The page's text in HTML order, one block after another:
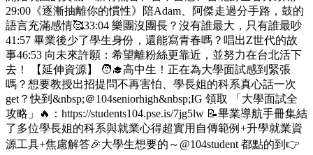
29:00《逐漸抽離你的慣性》陪Adam、阿傑走過分手路，鼓的
語言充滿感情🥰33:04 樂團沒團長？沒有誰最大，只有誰最吵
41:57 畢業後少了學生身份，還能寫青春嗎？唱出Z世代的故
事46:53 向未來許願：希望離粉絲更靠近，並努力在台北活下
去！ 【延伸資源】 🧑‍🎓高中生！正在為大學面試感到緊張
嗎？想要教授出招提問不再害怕、學長姐的科系真心話一次
get？快到&nbsp;＠104seniorhigh&nbsp;IG 領取 「大學面試全
攻略」🔥：https://students104.pse.is/7jg5lw 📝畢業導航手冊集結
了多位學長姐的科系與就業心得超實用自傳範例+升學就業資
源工具+焦慮解答🎉大學生想要的～@104student 都點的到👉